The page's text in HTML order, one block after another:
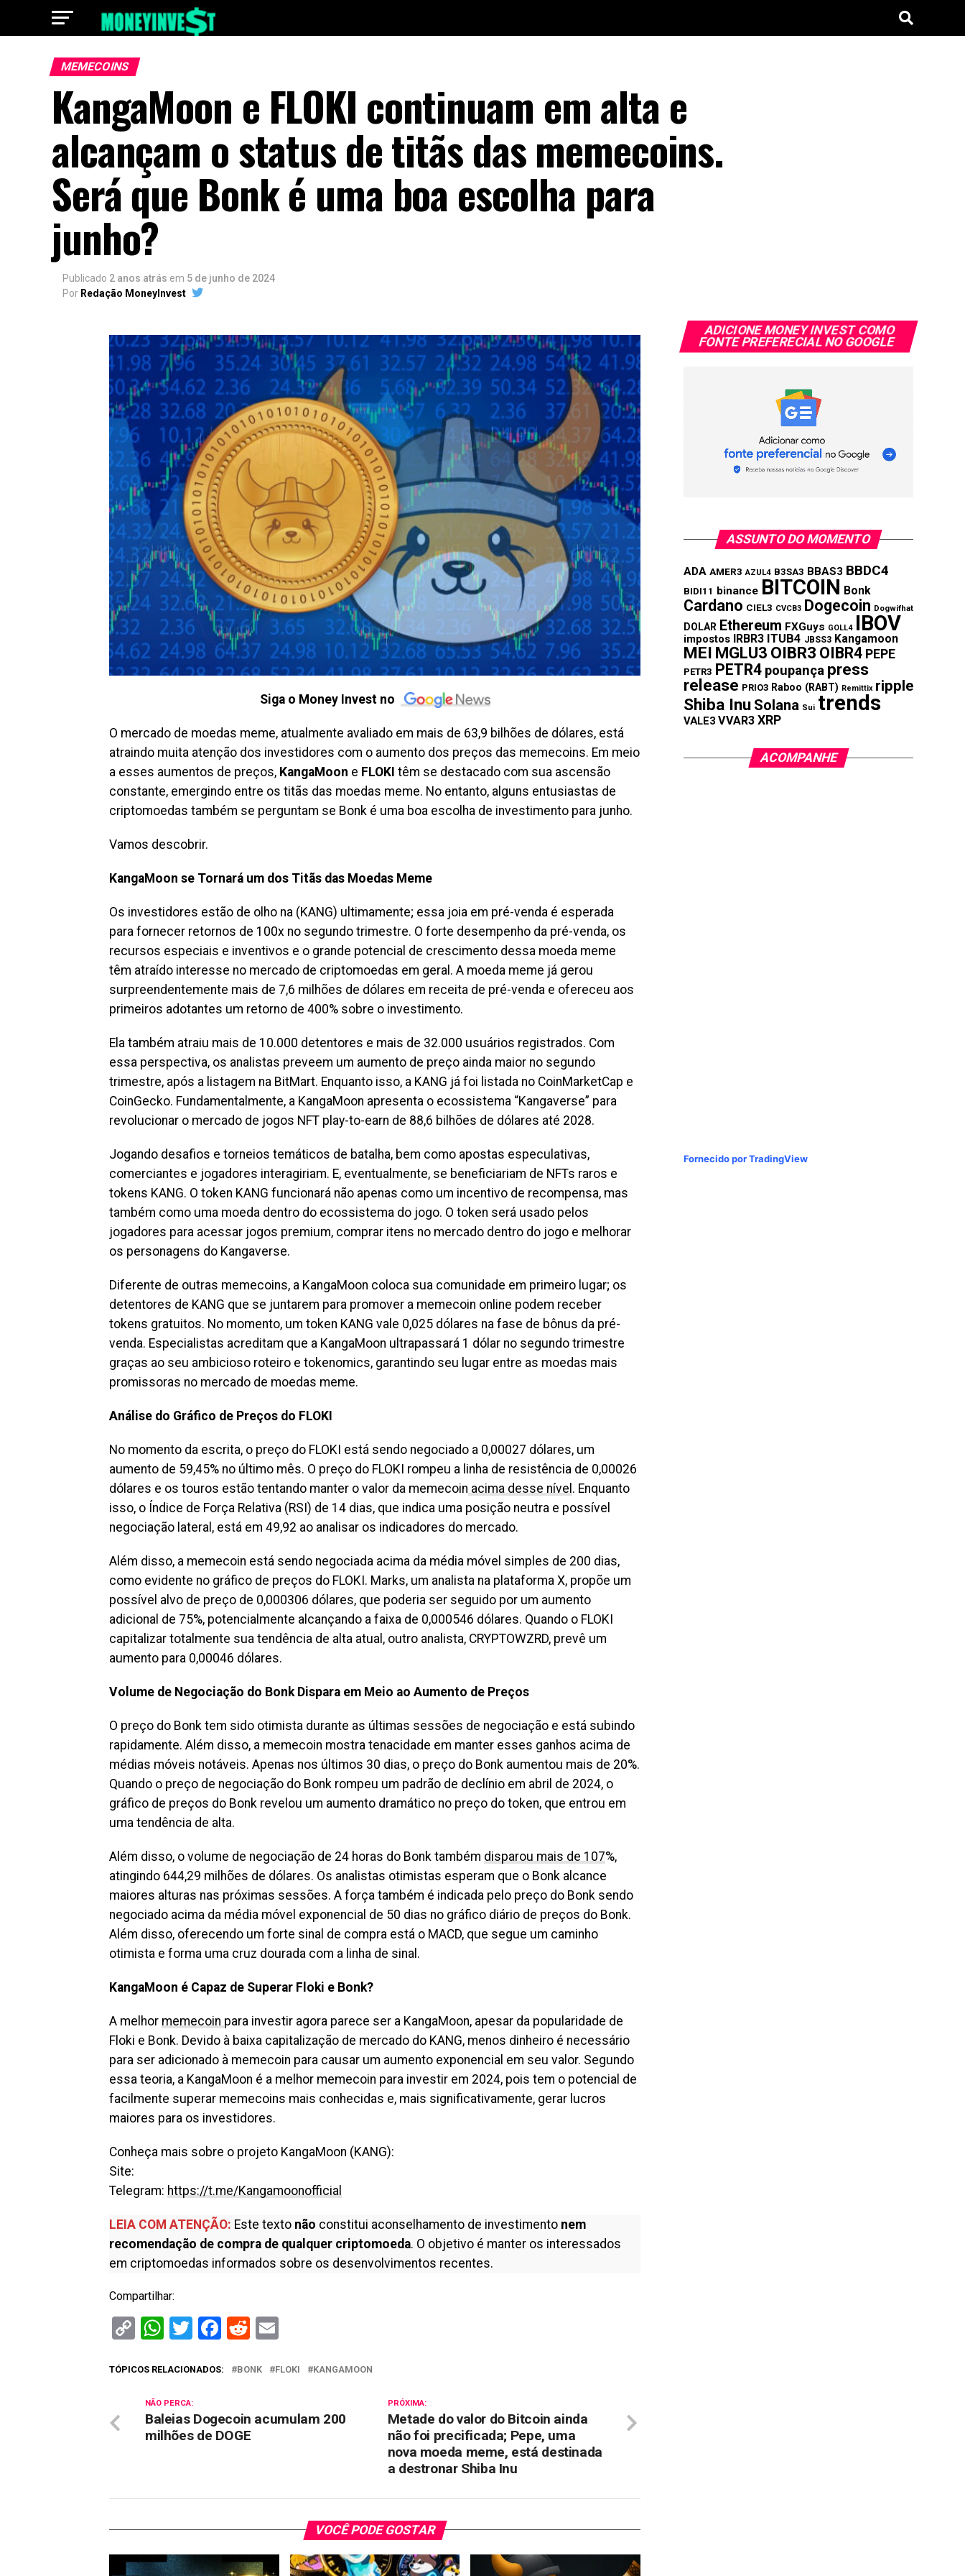
MEMECOINS
KangaMoon e FLOKI continuam em alta e
alcançam o status de titãs das memecoins.
Será que Bonk é uma boa escolha para
junho?
Publicado 2 anos atrás em 5 de junho de 2024
Por Redação MoneyInvest
Siga o Money Invest no
O mercado de moedas meme, atualmente avaliado em mais de 63,9 bilhões de dólares, está
atraindo muita atenção dos investidores com o aumento dos preços das memecoins. Em meio
a esses aumentos de preços, KangaMoon e FLOKI têm se destacado com sua ascensão
constante, emergindo entre os titãs das moedas meme. No entanto, alguns entusiastas de
criptomoedas também se perguntam se Bonk é uma boa escolha de investimento para junho.
Vamos descobrir.
KangaMoon se Tornará um dos Titãs das Moedas Meme
Os investidores estão de olho na (KANG) ultimamente; essa joia em pré-venda é esperada
para fornecer retornos de 100x no segundo trimestre. O forte desempenho da pré-venda, os
recursos especiais e inventivos e o grande potencial de crescimento dessa moeda meme
têm atraído interesse no mercado de criptomoedas em geral. A moeda meme já gerou
surpreendentemente mais de 7,6 milhões de dólares em receita de pré-venda e ofereceu aos
primeiros adotantes um retorno de 400% sobre o investimento.
Ela também atraiu mais de 10.000 detentores e mais de 32.000 usuários registrados. Com
essa perspectiva, os analistas preveem um aumento de preço ainda maior no segundo
trimestre, após a listagem na BitMart. Enquanto isso, a KANG já foi listada no CoinMarketCap e
CoinGecko. Fundamentalmente, a KangaMoon apresenta o ecossistema “Kangaverse” para
revolucionar o mercado de jogos NFT play-to-earn de 88,6 bilhões de dólares até 2028.
Jogando desafios e torneios temáticos de batalha, bem como apostas especulativas,
comerciantes e jogadores interagiriam. E, eventualmente, se beneficiariam de NFTs raros e
tokens KANG. O token KANG funcionará não apenas como um incentivo de recompensa, mas
também como uma moeda dentro do ecossistema do jogo. O token será usado pelos
jogadores para acessar jogos premium, comprar itens no mercado dentro do jogo e melhorar
os personagens do Kangaverse.
Diferente de outras memecoins, a KangaMoon coloca sua comunidade em primeiro lugar; os
detentores de KANG que se juntarem para promover a memecoin online podem receber
tokens gratuitos. No momento, um token KANG vale 0,025 dólares na fase de bônus da pré-
venda. Especialistas acreditam que a KangaMoon ultrapassará 1 dólar no segundo trimestre
graças ao seu ambicioso roteiro e tokenomics, garantindo seu lugar entre as moedas mais
promissoras no mercado de moedas meme.
Análise do Gráfico de Preços do FLOKI
No momento da escrita, o preço do FLOKI está sendo negociado a 0,00027 dólares, um
aumento de 59,45% no último mês. O preço do FLOKI rompeu a linha de resistência de 0,00026
dólares e os touros estão tentando manter o valor da memecoin acima desse nível . Enquanto
isso, o Índice de Força Relativa (RSI) de 14 dias, que indica uma posição neutra e possível
negociação lateral, está em 49,92 ao analisar os indicadores do mercado.
Além disso, a memecoin está sendo negociada acima da média móvel simples de 200 dias,
como evidente no gráfico de preços do FLOKI. Marks, um analista na plataforma X, propõe um
possível alvo de preço de 0,000306 dólares, que poderia ser seguido por um aumento
adicional de 75%, potencialmente alcançando a faixa de 0,000546 dólares. Quando o FLOKI
capitalizar totalmente sua tendência de alta atual, outro analista, CRYPTOWZRD, prevê um
aumento para 0,00046 dólares.
Volume de Negociação do Bonk Dispara em Meio ao Aumento de Preços
O preço do Bonk tem sido otimista durante as últimas sessões de negociação e está subindo
rapidamente. Além disso, a memecoin mostra tenacidade em manter esses ganhos acima de
médias móveis notáveis. Apenas nos últimos 30 dias, o preço do Bonk aumentou mais de 20%.
Quando o preço de negociação do Bonk rompeu um padrão de declínio em abril de 2024, o
gráfico de preços do Bonk revelou um aumento dramático no preço do token, que entrou em
uma tendência de alta.
Além disso, o volume de negociação de 24 horas do Bonk também disparou mais de 107%,
atingindo 644,29 milhões de dólares. Os analistas otimistas esperam que o Bonk alcance
maiores alturas nas próximas sessões. A força também é indicada pelo preço do Bonk sendo
negociado acima da média móvel exponencial de 50 dias no gráfico diário de preços do Bonk.
Além disso, oferecendo um forte sinal de compra está o MACD, que segue um caminho
otimista e forma uma cruz dourada com a linha de sinal.
KangaMoon é Capaz de Superar Floki e Bonk?
A melhor memecoin para investir agora parece ser a KangaMoon, apesar da popularidade de
Floki e Bonk. Devido à baixa capitalização de mercado do KANG, menos dinheiro é necessário
para ser adicionado à memecoin para causar um aumento exponencial em seu valor. Segundo
essa teoria, a KangaMoon é a melhor memecoin para investir em 2024, pois tem o potencial de
facilmente superar memecoins mais conhecidas e, mais significativamente, gerar lucros
maiores para os investidores.
Conheça mais sobre o projeto KangaMoon (KANG):
Site:
Telegram: https://t.me/Kangamoonofficial
LEIA COM ATENÇÃO: Este texto não constitui aconselhamento de investimento nem
recomendação de compra de qualquer criptomoeda. O objetivo é manter os interessados
em criptomoedas informados sobre os desenvolvimentos recentes.
Compartilhar:
CopyWhatsApp
Twitter
Facebook
Reddit
TÓPICOS RELACIONADOS: BONK FLOKI KANGAMOON
PRÓXIMA:
Metade do valor do Bitcoin ainda
não foi precificada; Pepe, uma
nova moeda meme, está destinada
a destronar Shiba Inu
NÃO PERCA:
Baleias Dogecoin acumulam 200
milhões de DOGE
VOCÊ PODE GOSTAR
ADICIONE MONEY INVEST COMO
FONTE PREFERECIAL NO GOOGLE
ASSUNTO DO MOMENTO
ADA AMER3 AZUL4 B3SA3 BBAS3 BBDC4
BIDI11 binance BITCOIN Bonk
Cardano CIEL3 CVCB3 Dogecoin Dogwifhat
DOLAR Ethereum FXGuys GOLL4 IBOV
impostos IRBR3 ITUB4 JBSS3 Kangamoon
MEI MGLU3 OIBR3 OIBR4 PEPE
PETR3 PETR4 poupança press
release PRIO3 Raboo (RABT) Remittix ripple
Shiba Inu Solana Sui trends
VALE3 VVAR3 XRP
ACOMPANHE
Fornecido por TradingView